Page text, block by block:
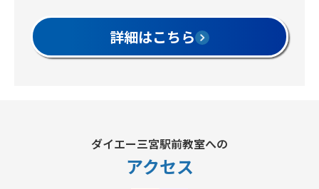
詳細はこちら
ダイエー三宮駅前教室への
アクセス